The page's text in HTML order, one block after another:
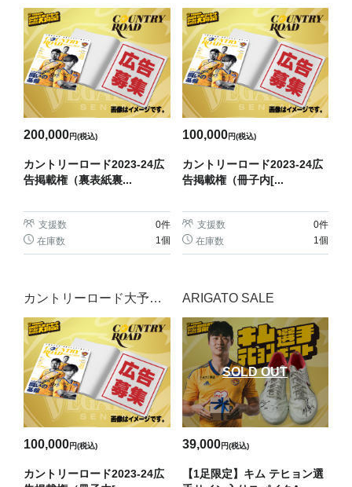
会
200,000円(税込)
カントリーロード2023-24広
告掲載権（裏表紙裏...
支援数 0件
在庫数
1個
会
100,000円(税込)
カントリーロード2023-24広
告掲載権（冊子内[...
支援数 0件
在庫数
1個
カントリーロード大予約
会
100,000円(税込)
カントリーロード2023-24広
ARIGATO SALE
SOLD OUT
39,000円(税込)
【1足限定】キム テヒョン選